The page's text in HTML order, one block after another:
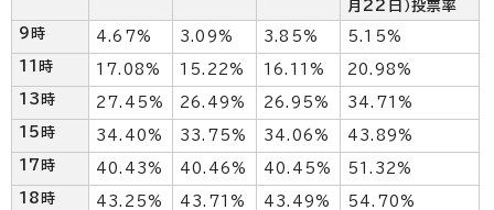
月22日）投票率
9時
4.67% 3.09% 3.85% 5.15%
11時 17.08% 15.22% 16.11% 20.98%
13時 27.45% 26.49% 26.95% 34.71%
15時 34.40% 33.75% 34.06% 43.89%
17時 40.43% 40.46% 40.45% 51.32%
18時 43.25% 43.71% 43.49% 54.70%